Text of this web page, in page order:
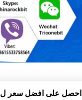
احصل على افضل سعر ل